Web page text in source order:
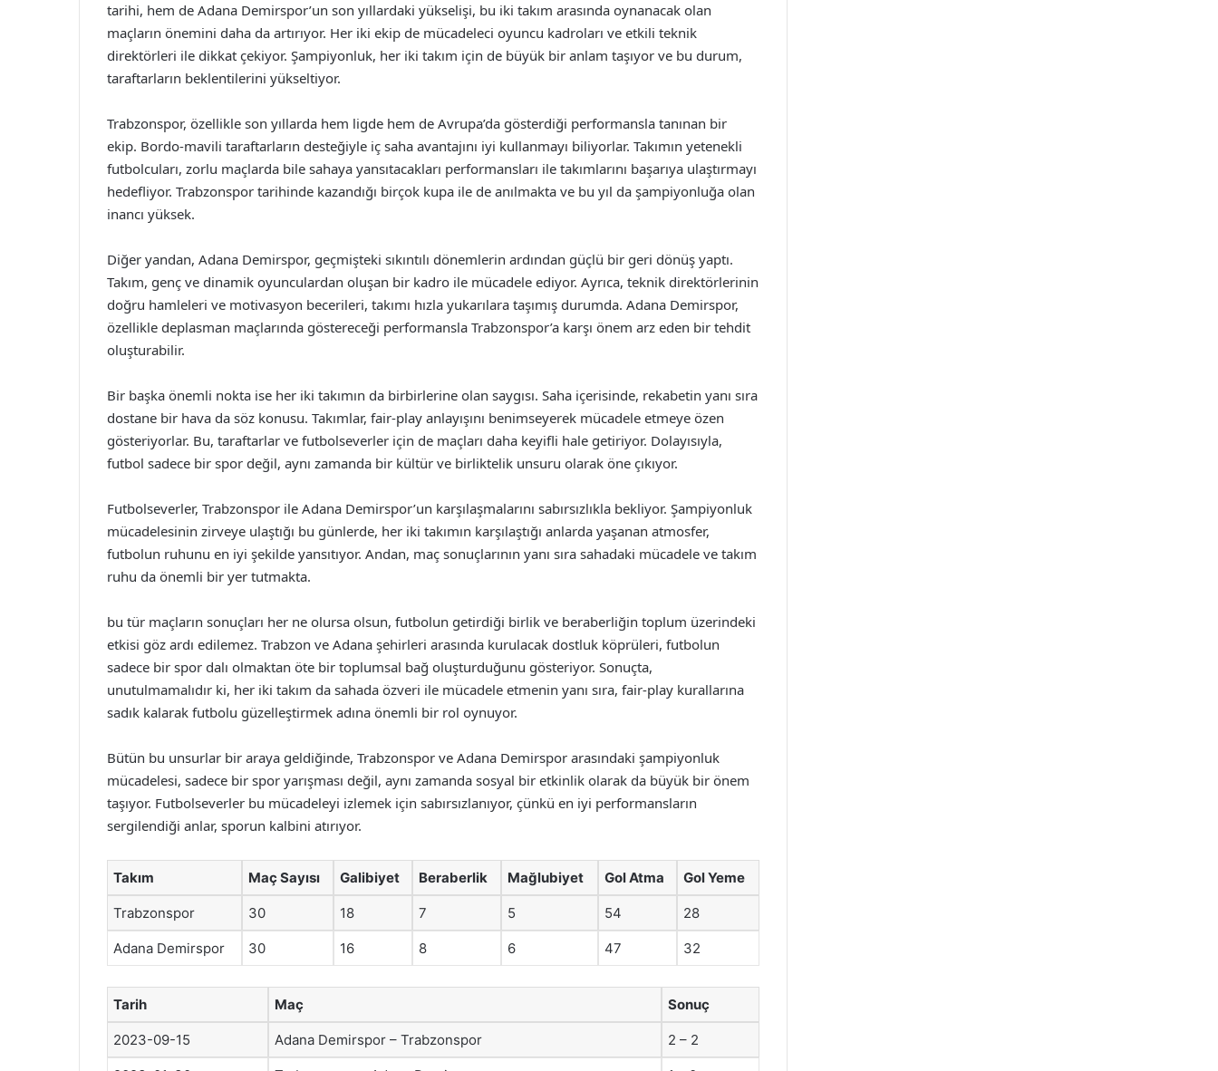
tarihi, hem de Adana Demirspor’un son yıllardaki yükselişi, bu iki takım arasında oynanacak olan
maçların önemini daha da artırıyor. Her iki ekip de mücadeleci oyuncu kadroları ve etkili teknik
direktörleri ile dikkat çekiyor. Şampiyonluk, her iki takım için de büyük bir anlam taşıyor ve bu durum,
taraftarların beklentilerini yükseltiyor.
Trabzonspor, özellikle son yıllarda hem ligde hem de Avrupa’da gösterdiği performansla tanınan bir
ekip. Bordo-mavili taraftarların desteğiyle iç saha avantajını iyi kullanmayı biliyorlar. Takımın yetenekli
futbolcuları, zorlu maçlarda bile sahaya yansıtacakları performansları ile takımlarını başarıya ulaştırmayı
hedefliyor. Trabzonspor tarihinde kazandığı birçok kupa ile de anılmakta ve bu yıl da şampiyonluğa olan
inancı yüksek.
Diğer yandan, Adana Demirspor, geçmişteki sıkıntılı dönemlerin ardından güçlü bir geri dönüş yaptı.
Takım, genç ve dinamik oyunculardan oluşan bir kadro ile mücadele ediyor. Ayrıca, teknik direktörlerinin
doğru hamleleri ve motivasyon becerileri, takımı hızla yukarılara taşımış durumda. Adana Demirspor,
özellikle deplasman maçlarında göstereceği performansla Trabzonspor’a karşı önem arz eden bir tehdit
oluşturabilir.
Bir başka önemli nokta ise her iki takımın da birbirlerine olan saygısı. Saha içerisinde, rekabetin yanı sıra
dostane bir hava da söz konusu. Takımlar, fair-play anlayışını benimseyerek mücadele etmeye özen
gösteriyorlar. Bu, taraftarlar ve futbolseverler için de maçları daha keyifli hale getiriyor. Dolayısıyla,
futbol sadece bir spor değil, aynı zamanda bir kültür ve birliktelik unsuru olarak öne çıkıyor.
Futbolseverler, Trabzonspor ile Adana Demirspor’un karşılaşmalarını sabırsızlıkla bekliyor. Şampiyonluk
mücadelesinin zirveye ulaştığı bu günlerde, her iki takımın karşılaştığı anlarda yaşanan atmosfer,
futbolun ruhunu en iyi şekilde yansıtıyor. Andan, maç sonuçlarının yanı sıra sahadaki mücadele ve takım
ruhu da önemli bir yer tutmakta.
bu tür maçların sonuçları her ne olursa olsun, futbolun getirdiği birlik ve beraberliğin toplum üzerindeki
etkisi göz ardı edilemez. Trabzon ve Adana şehirleri arasında kurulacak dostluk köprüleri, futbolun
sadece bir spor dalı olmaktan öte bir toplumsal bağ oluşturduğunu gösteriyor. Sonuçta,
unutulmamalıdır ki, her iki takım da sahada özveri ile mücadele etmenin yanı sıra, fair-play kurallarına
sadık kalarak futbolu güzelleştirmek adına önemli bir rol oynuyor.
Bütün bu unsurlar bir araya geldiğinde, Trabzonspor ve Adana Demirspor arasındaki şampiyonluk
mücadelesi, sadece bir spor yarışması değil, aynı zamanda sosyal bir etkinlik olarak da büyük bir önem
taşıyor. Futbolseverler bu mücadeleyi izlemek için sabırsızlanıyor, çünkü en iyi performansların
sergilendiği anlar, sporun kalbini atırıyor.
Takım Maç Sayısı Galibiyet Beraberlik Mağlubiyet Gol Atma Gol Yeme
Trabzonspor 30 18 7 5 54 28
Adana Demirspor 30 16 8 6 47 32
Tarih Maç Sonuç
2023-09-15 Adana Demirspor – Trabzonspor 2 – 2